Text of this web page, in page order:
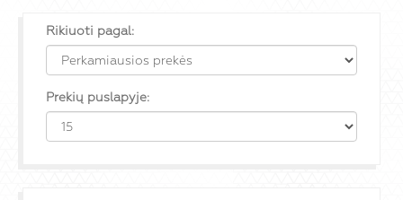
Rikiuoti pagal:
Prekių puslapyje: